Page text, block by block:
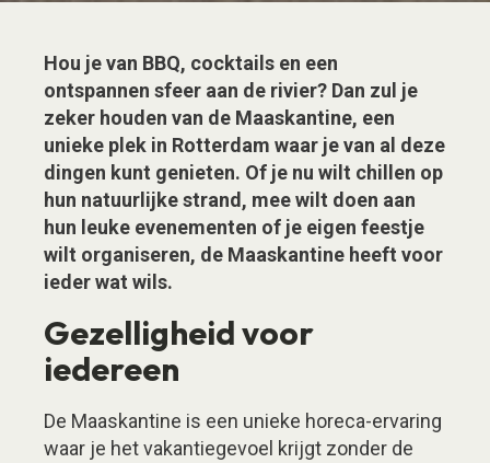
Hou je van BBQ, cocktails en een
ontspannen sfeer aan de rivier? Dan zul je
zeker houden van de Maaskantine, een
unieke plek in Rotterdam waar je van al deze
dingen kunt genieten. Of je nu wilt chillen op
hun natuurlijke strand, mee wilt doen aan
hun leuke evenementen of je eigen feestje
wilt organiseren, de Maaskantine heeft voor
ieder wat wils.
Gezelligheid voor
iedereen
De Maaskantine is een unieke horeca-ervaring
waar je het vakantiegevoel krijgt zonder de